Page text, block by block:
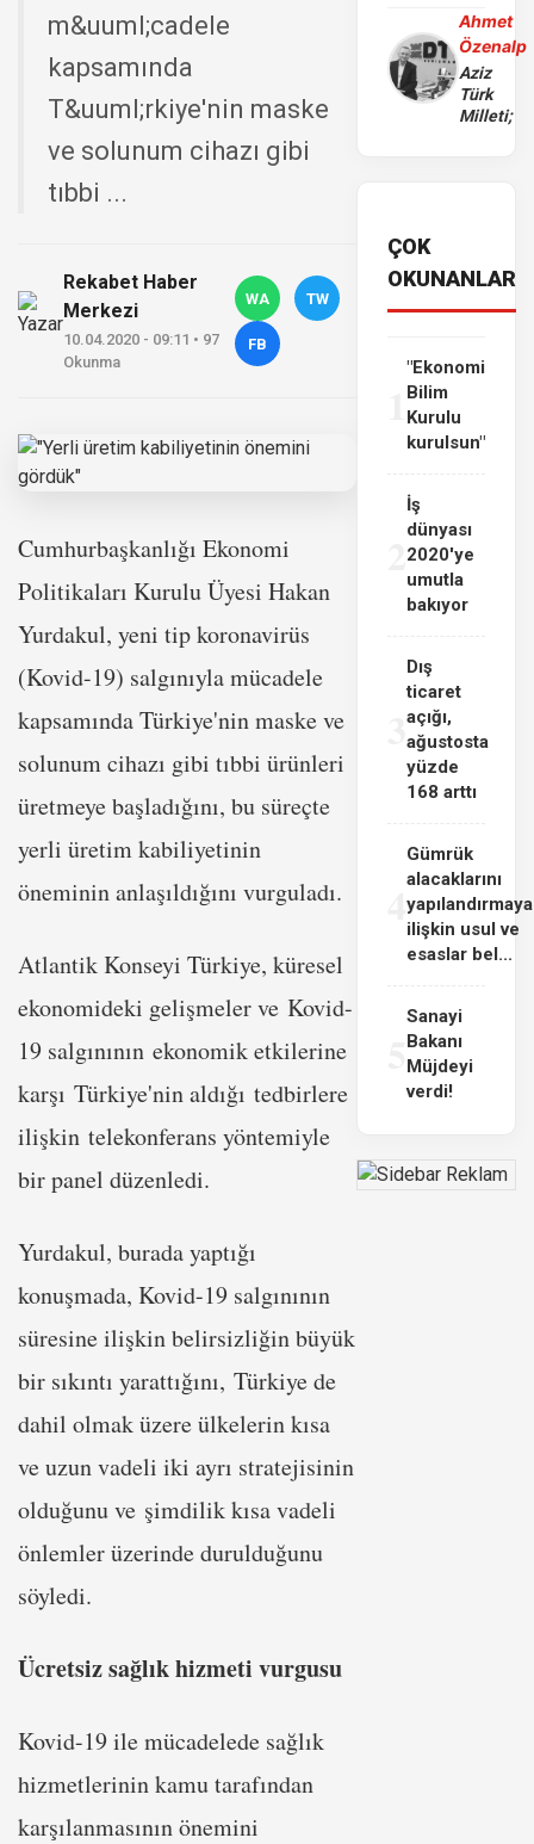
m&uuml;cadele
kapsamında
T&uuml;rkiye'nin maske
ve solunum cihazı gibi
tıbbi ...
Rekabet Haber
Merkezi
10.04.2020 - 09:11 • 97
Okunma
WA TW
FB
Cumhurbaşkanlığı Ekonomi
Politikaları Kurulu Üyesi Hakan
Yurdakul, yeni tip koronavirüs
(Kovid-19) salgınıyla mücadele
kapsamında Türkiye'nin maske ve
solunum cihazı gibi tıbbi ürünleri
üretmeye başladığını, bu süreçte
yerli üretim kabiliyetinin
öneminin anlaşıldığını vurguladı.
Atlantik Konseyi Türkiye, küresel
ekonomideki gelişmeler ve Kovid-
19 salgınının ekonomik etkilerine
karşı Türkiye'nin aldığı tedbirlere
ilişkin telekonferans yöntemiyle
bir panel düzenledi.
Yurdakul, burada yaptığı
konuşmada, Kovid-19 salgınının
süresine ilişkin belirsizliğin büyük
bir sıkıntı yarattığını, Türkiye de
dahil olmak üzere ülkelerin kısa
ve uzun vadeli iki ayrı stratejisinin
olduğunu ve şimdilik kısa vadeli
önlemler üzerinde durulduğunu
söyledi.
Ücretsiz sağlık hizmeti vurgusu
Kovid-19 ile mücadelede sağlık
hizmetlerinin kamu tarafından
karşılanmasının önemini
Ahmet
Özenalp
Aziz
Türk
Milleti;
ÇOK
OKUNANLAR
"Ekonomi
Bilim
Kurulu
kurulsun"
İş
dünyası
2020'ye
umutla
bakıyor
3
Dış
ticaret
açığı,
ağustosta
yüzde
168 arttı
4
Gümrük
alacaklarını
yapılandırmaya
ilişkin usul ve
esaslar bel...
Sanayi
Bakanı
Müjdeyi
verdi!